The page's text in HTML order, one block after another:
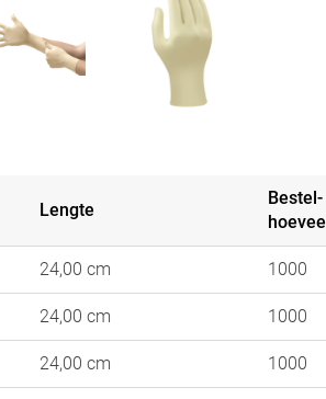
Lengte
Bestel-
24,00 cm 1000
24,00 cm 1000
24,00 cm 1000